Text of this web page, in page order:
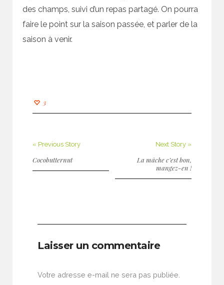
des champs, suivi d’un repas partagé. On pourra
faire le point sur la saison passée, et parler de la
saison à venir.
3
« Previous Story
Cocobutternut
Next Story »
La mâche c’est bon,
mangez-en !
Laisser un commentaire
Votre adresse e-mail ne sera pas publiée.